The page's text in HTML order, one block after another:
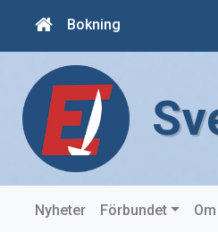
Bokning
Nyheter Förbundet